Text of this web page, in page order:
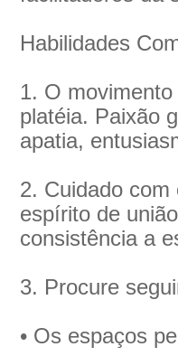
Habilidades
1. O
platéia. Paixão
apatia,
2. Cuidado
espírito de
consistência a
3. Procure
• Os espaços